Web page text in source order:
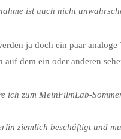
ist auch nicht
ja doch ein paar analoge
auf dem ein oder anderen
ich zum MeinFilmLab-
ziemlich beschäftigt und